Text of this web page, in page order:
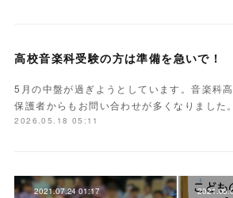
高校音楽科受験の方は準備を急いで！
5月の中盤が過ぎようとしています。音楽科
保護者からもお問い合わせが多くなりまし
2026.05.18 05:11
2021.07.24 01:17